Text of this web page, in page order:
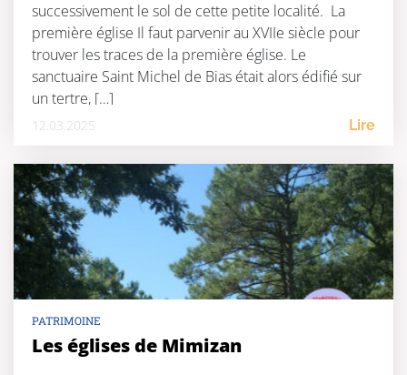
successivement le sol de cette petite localité. La
première église Il faut parvenir au XVIIe siècle pour
trouver les traces de la première église. Le
sanctuaire Saint Michel de Bias était alors édifié sur
un tertre, […]
12.03.2025 Lire
PATRIMOINE
Les églises de Mimizan